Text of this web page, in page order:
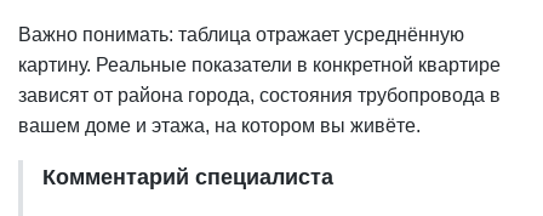
Важно понимать: таблица отражает усреднённую
картину. Реальные показатели в конкретной квартире
зависят от района города, состояния трубопровода в
вашем доме и этажа, на котором вы живёте.
Комментарий специалиста